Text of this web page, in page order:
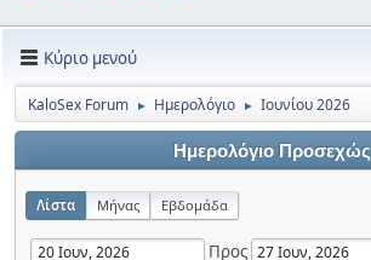
Κύριο μενού
KaloSex Forum ► Ημερολόγιο ► Ιουνίου 2026
Ημερολόγιο Προσεχώς
Λίστα Μήνας Εβδομάδα
Προς